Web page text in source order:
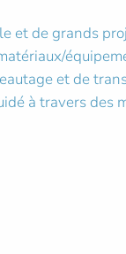
et de grands
et de
à travers des